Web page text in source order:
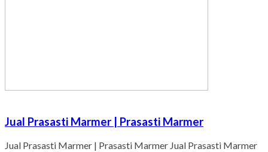
Jual Prasasti Marmer | Prasasti Marmer
Jual Prasasti Marmer | Prasasti Marmer Jual Prasasti Marmer